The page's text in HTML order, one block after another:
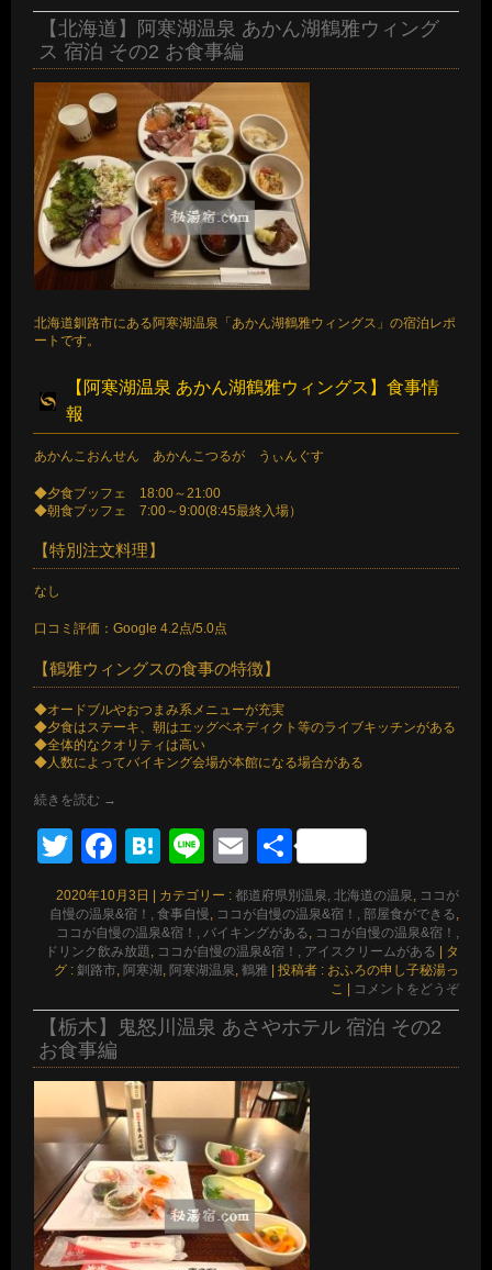
【北海道】阿寒湖温泉 あかん湖鶴雅ウィング
ス 宿泊 その2 お食事編
北海道釧路市にある阿寒湖温泉「あかん湖鶴雅ウィングス」の宿泊レポ
ートです。
【阿寒湖温泉 あかん湖鶴雅ウィングス】食事情
報
あかんこおんせん あかんこつるが うぃんぐす
◆夕食ブッフェ 18:00～21:00
◆朝食ブッフェ 7:00～9:00(8:45最終入場）
【特別注文料理】
なし
口コミ評価：Google 4.2点/5.0点
【鶴雅ウィングスの食事の特徴】
◆オードブルやおつまみ系メニューが充実
◆夕食はステーキ、朝はエッグベネディクト等のライブキッチンがある
◆全体的なクオリティは高い
◆人数によってバイキング会場が本館になる場合がある
続きを読む →
TwitterFacebook
Hatena
LineEmail
共
有
2020年10月3日 カテゴリー : 都道府県別温泉, 北海道の温泉, ココが
自慢の温泉&宿！, 食事自慢, ココが自慢の温泉&宿！, 部屋食ができる,
ココが自慢の温泉&宿！, バイキングがある, ココが自慢の温泉&宿！,
ドリンク飲み放題, ココが自慢の温泉&宿！, アイスクリームがある
タ
グ : 釧路市, 阿寒湖 , 阿寒湖温泉, 鶴雅
投稿者 : おふろの申し子秘湯っ
こ
コメントをどうぞ
【栃木】鬼怒川温泉 あさやホテル 宿泊 その2
お食事編